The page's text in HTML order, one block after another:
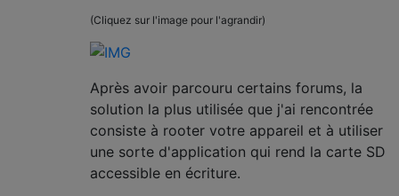
(Cliquez sur l'image pour l'agrandir)
Après avoir parcouru certains forums, la
solution la plus utilisée que j'ai rencontrée
consiste à rooter votre appareil et à utiliser
une sorte d'application qui rend la carte SD
accessible en écriture.